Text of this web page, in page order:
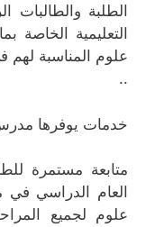
الطلبة
التعليمية
علوم المناسبة
..
خدمات يوفرها
متابعة مستمرة
العام الدراسي في
علوم لجميع